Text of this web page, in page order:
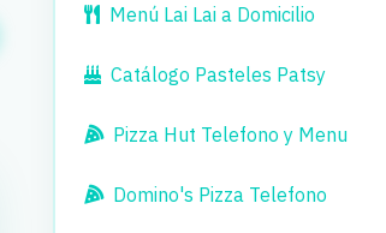
Menú Lai Lai a Domicilio
Catálogo Pasteles Patsy
Pizza Hut Telefono y Menu
Domino's Pizza Telefono